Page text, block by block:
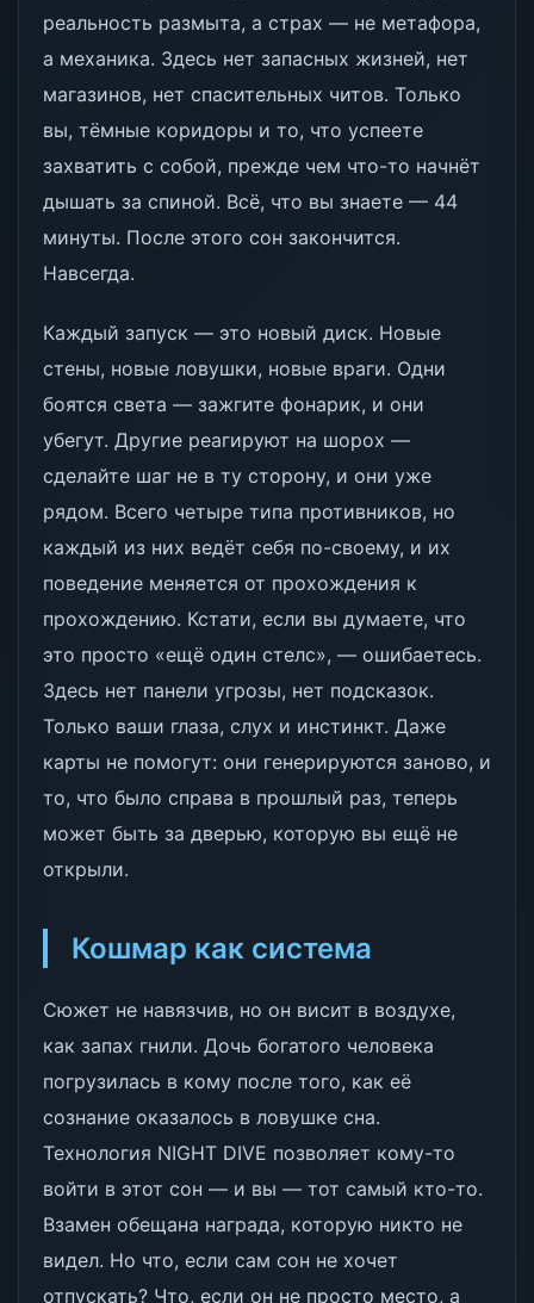
реальность размыта, а страх — не метафора,
а механика. Здесь нет запасных жизней, нет
магазинов, нет спасительных читов. Только
вы, тёмные коридоры и то, что успеете
захватить с собой, прежде чем что-то начнёт
дышать за спиной. Всё, что вы знаете — 44
минуты. После этого сон закончится.
Навсегда.
Каждый запуск — это новый диск. Новые
стены, новые ловушки, новые враги. Одни
боятся света — зажгите фонарик, и они
убегут. Другие реагируют на шорох —
сделайте шаг не в ту сторону, и они уже
рядом. Всего четыре типа противников, но
каждый из них ведёт себя по-своему, и их
поведение меняется от прохождения к
прохождению. Кстати, если вы думаете, что
это просто «ещё один стелс», — ошибаетесь.
Здесь нет панели угрозы, нет подсказок.
Только ваши глаза, слух и инстинкт. Даже
карты не помогут: они генерируются заново, и
то, что было справа в прошлый раз, теперь
может быть за дверью, которую вы ещё не
открыли.
Кошмар как система
Сюжет не навязчив, но он висит в воздухе,
как запах гнили. Дочь богатого человека
погрузилась в кому после того, как её
сознание оказалось в ловушке сна.
Технология NIGHT DIVE позволяет кому-то
войти в этот сон — и вы — тот самый кто-то.
Взамен обещана награда, которую никто не
видел. Но что, если сам сон не хочет
отпускать? Что, если он не просто место, а